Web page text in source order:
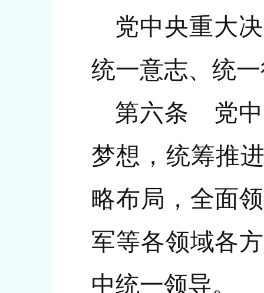
党中央重大
统一意志、统
第六条 党中
梦想，统筹推
略布局，全面
军等各领域各
中统一领导。